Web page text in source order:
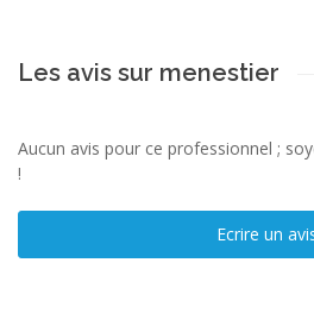
Les avis sur menestier
Aucun avis pour ce professionnel ;
!
Ecrire un